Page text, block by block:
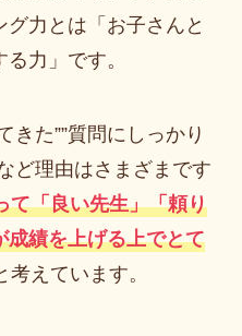
力とは「お子さんと
力」です。
きた””質問にしっかり
ど理由はさまざまです
て「良い先生」「頼り
成績を上げる上でとて
考えています。